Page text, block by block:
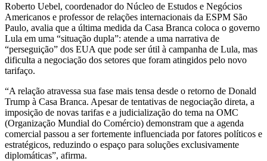
Roberto Uebel, coordenador do Núcleo de Estudos e Negócios
Americanos e professor de relações internacionais da ESPM São
Paulo, avalia que a última medida da Casa Branca coloca o governo
Lula em uma “situação dupla”: atende a uma narrativa de
“perseguição” dos EUA que pode ser útil à campanha de Lula, mas
dificulta a negociação dos setores que foram atingidos pelo novo
tarifaço.
“A relação atravessa sua fase mais tensa desde o retorno de Donald
Trump à Casa Branca. Apesar de tentativas de negociação direta, a
imposição de novas tarifas e a judicialização do tema na OMC
(Organização Mundial do Comércio) demonstram que a agenda
comercial passou a ser fortemente influenciada por fatores políticos e
estratégicos, reduzindo o espaço para soluções exclusivamente
diplomáticas”, afirma.